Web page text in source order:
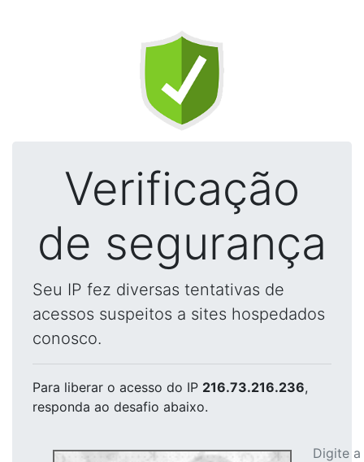
Verificação
de segurança
Seu IP fez diversas tentativas de
acessos suspeitos a sites hospedados
conosco.
Para liberar o acesso do IP 216.73.216.236,
responda ao desafio abaixo.
Digite